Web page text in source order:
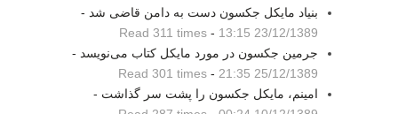
بنیاد مایکل جکسون دست به دامن قاضی شد -
23/12/1389 13:15
-
Read 311 times
جرمین جکسون در مورد مایکل کتاب می‌نویسد -
25/12/1389 21:35
-
Read 301 times
امینم، مایکل جکسون را پشت سر گذاشت -